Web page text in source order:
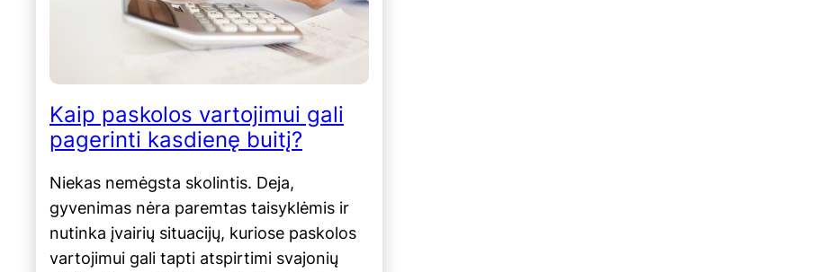
Kaip paskolos vartojimui gali
pagerinti kasdienę buitį?
Niekas nemėgsta skolintis. Deja,
gyvenimas nėra paremtas taisyklėmis ir
nutinka įvairių situacijų, kuriose paskolos
vartojimui gali tapti atspirtimi svajonių